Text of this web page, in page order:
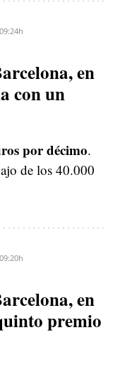
09:24h
en
con un
por décimo.
de los 40.000
09:20h
en
premio